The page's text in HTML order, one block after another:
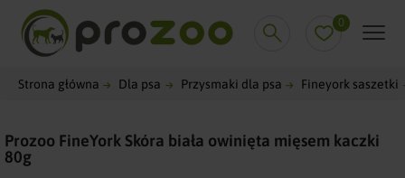
0
Strona główna Dla psa Przysmaki dla psa Fineyork saszetki
Prozoo FineYork Skóra biała owinięta mięsem kaczki
80g